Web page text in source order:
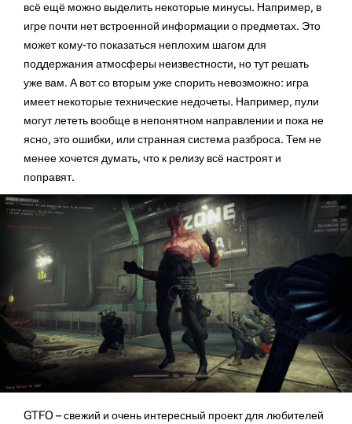
всё ещё можно выделить некоторые минусы. Например, в
игре почти нет встроенной информации о предметах. Это
может кому-то показаться неплохим шагом для
поддержания атмосферы неизвестности, но тут решать
уже вам. А вот со вторым уже спорить невозможно: игра
имеет некоторые технические недочеты. Например, пули
могут лететь вообще в непонятном направлении и пока не
ясно, это ошибки, или странная система разброса. Тем не
менее хочется думать, что к релизу всё настроят и
поправят.
GTFO – свежий и очень интересный проект для любителей